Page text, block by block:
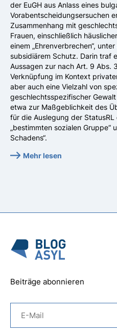
der EuGH aus Anlass eines
Vorabentscheidungsersuchen
Zusammenhang mit
Frauen, einschließlich
einem „Ehrenverbrechen“,
subsidiärem Schutz. Darin traf
Aussagen zur nach Art. 9 Abs.
Verknüpfung im Kontext
aber auch eine Vielzahl von
geschlechtsspezifischer
etwa zur Maßgeblichkeit des
für die Auslegung der
„bestimmten sozialen Gruppe“
Schadens“.
Mehr lesen
Beiträge abonnieren